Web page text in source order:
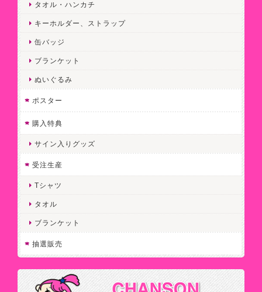
タオル・ハンカチ
キーホルダー、ストラップ
缶バッジ
ブランケット
ぬいぐるみ
ポスター
購入特典
サイン入りグッズ
受注生産
Tシャツ
タオル
ブランケット
抽選販売